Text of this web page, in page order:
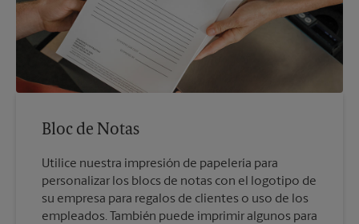
Bloc de Notas
Utilice nuestra impresión de papelería para
personalizar los blocs de notas con el logotipo de
su empresa para regalos de clientes o uso de los
empleados. También puede imprimir algunos para